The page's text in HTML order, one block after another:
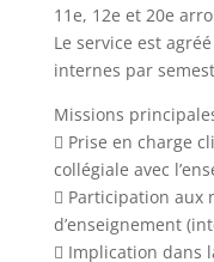
11e, 12e et 20e
Le service est
internes par
Missions
 Prise en charge
collégiale avec
 Participation aux
d’enseignement
 Implication dans